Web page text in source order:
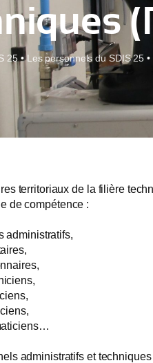
25 •Les personnels du SDIS 25 •
territoriaux de la filière
de compétence :
administratifs,
administratifs et